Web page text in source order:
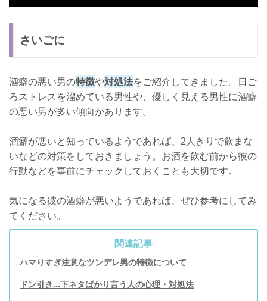
さいごに
酒癖の悪い男の特徴や対処法をご紹介してきました。日ご
ろストレスを溜めている男性や、優しく見える男性に酒癖
の悪い男が多い傾向があります。
酒癖が悪いと知っているようであれば、2人きりで飲まな
いなどの対策をしておきましょう。お酒を飲む前から彼の
行動などを事前にチェックしておくことも大切です。
気になる彼の酒癖が悪いようであれば、ぜひ参考にしてみ
てください。
関連記事
ハマりすぎ注意なツンデレ男の特徴について
ドン引き…下ネタばかり言う人の心理・対処法